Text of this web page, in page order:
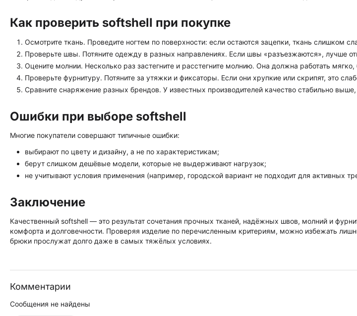
Как проверить softshell при покупке
Осмотрите ткань. Проведите ногтем по поверхности: если остаются зацепки, ткань слишком
Проверьте швы. Потяните одежду в разных направлениях. Если швы «разъезжаются», лучше
Оцените молнии. Несколько раз застегните и расстегните молнию. Она должна работать
Проверьте фурнитуру. Потяните за утяжки и фиксаторы. Если они хрупкие или скрипят, это
Сравните снаряжение разных брендов. У известных производителей качество стабильно
Ошибки при выборе softshell
Многие покупатели совершают типичные ошибки:
выбирают по цвету и дизайну, а не по характеристикам;
берут слишком дешёвые модели, которые не выдерживают нагрузок;
не учитывают условия применения (например, городской вариант не подходит для активных
Заключение
Качественный softshell — это результат сочетания прочных тканей, надёжных швов, молний и
комфорта и долговечности. Проверяя изделие по перечисленным критериям, можно избежать
брюки прослужат долго даже в самых тяжёлых условиях.
Комментарии
Сообщения не найдены